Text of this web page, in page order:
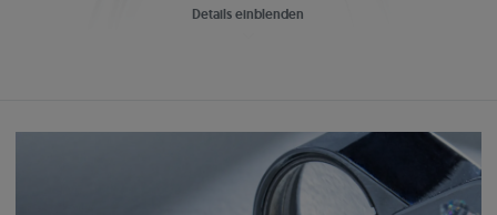
Arcy Original
Details einblenden